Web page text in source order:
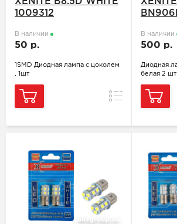
1009312
В наличии
50 р.
1SMD Диодная лампа с цоколем
, 1шт
Сравнение
В наличии
500 р.
Диодная
белая 2 шт